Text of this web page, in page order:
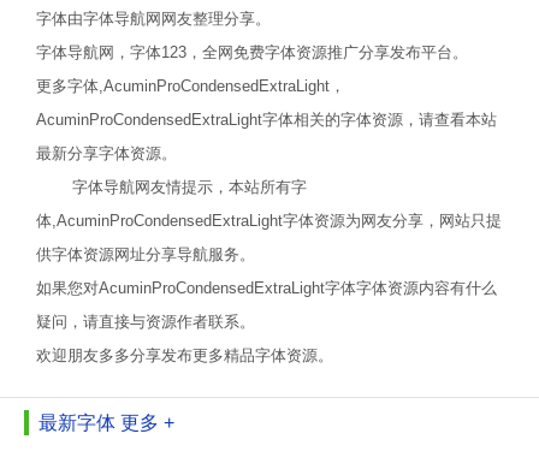
字体由字体导航网网友整理分享。
字体导航网，字体123，全网免费字体资源推广分享发布平台。
更多字体,AcuminProCondensedExtraLight，
AcuminProCondensedExtraLight字体相关的字体资源，请查看本站
最新分享字体资源。
字体导航网友情提示，本站所有字
体,AcuminProCondensedExtraLight字体资源为网友分享，网站只提
供字体资源网址分享导航服务。
如果您对AcuminProCondensedExtraLight字体字体资源内容有什么
疑问，请直接与资源作者联系。
欢迎朋友多多分享发布更多精品字体资源。
最新字体 更多 +